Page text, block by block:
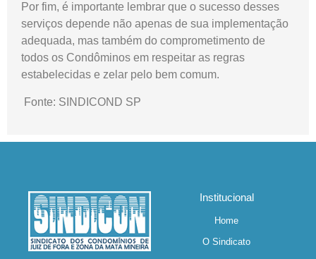
Por fim, é importante lembrar que o sucesso desses
serviços depende não apenas de sua implementação
adequada, mas também do comprometimento de
todos os Condôminos em respeitar as regras
estabelecidas e zelar pelo bem comum.
Fonte: SINDICOND SP
Institucional
Home
O Sindicato